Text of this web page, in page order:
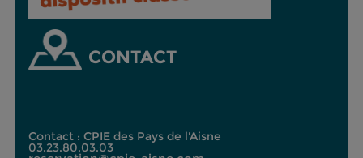
CONTACT
Contact : CPIE des Pays de l'Aisne
03.23.80.03.03